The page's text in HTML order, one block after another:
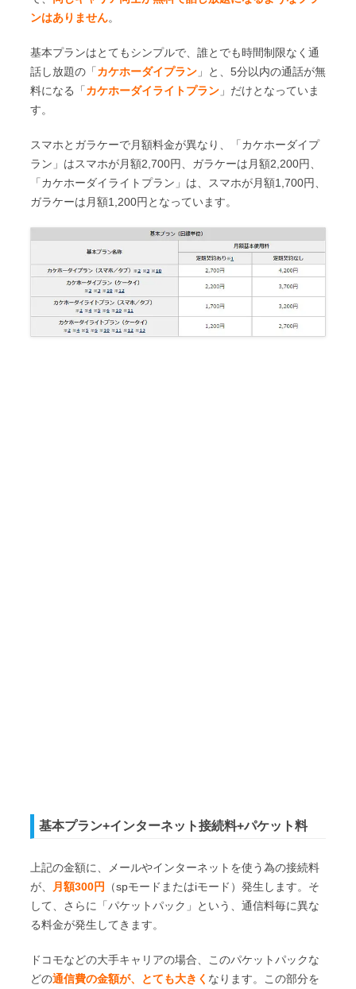
ンはありません。
基本プランはとてもシンプルで、誰とでも時間制限なく通
話し放題の「カケホーダイプラン 」と、5分以内の通話が無
料になる「カケホーダイライトプラン 」だけとなっていま
す。
スマホとガラケーで月額料金が異なり、「カケホーダイプ
ラン」はスマホが月額2,700円、ガラケーは月額2,200円、
「カケホーダイライトプラン」は、スマホが月額1,700円、
ガラケーは月額1,200円となっています。
基本プラン+インターネット接続料+パケット料
上記の金額に、メールやインターネットを使う為の接続料
が、
月額300円
（spモードまたはiモード）発生します。そ
して、さらに「パケットパック」という、通信料毎に異な
る料金が発生してきます。
ドコモなどの大手キャリアの場合、このパケットパックな
どの通信費の金額が、とても大きく なります。この部分を